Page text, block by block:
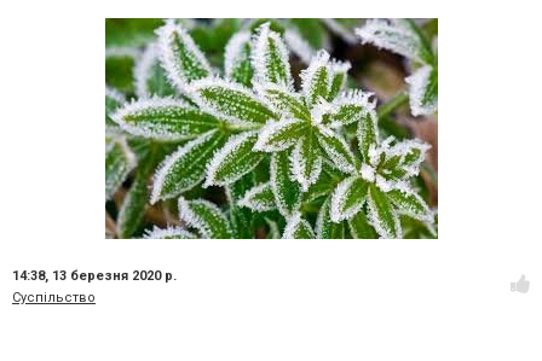
14:38, 13 березня 2020 р.
Суспільство